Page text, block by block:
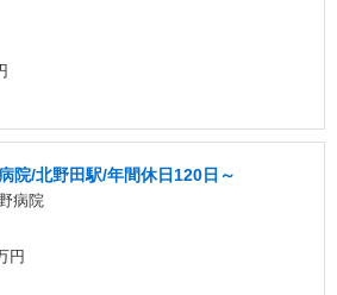
院/北野田駅/年間休日120日～
病院
円